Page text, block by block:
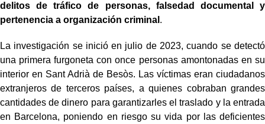
delitos de tráfico de personas, falsedad documental y
pertenencia a organización criminal .
La investigación se inició en julio de 2023, cuando se detectó
una primera furgoneta con once personas amontonadas en su
interior en Sant Adrià de Besòs. Las víctimas eran ciudadanos
extranjeros de terceros países, a quienes cobraban grandes
cantidades de dinero para garantizarles el traslado y la entrada
en Barcelona, poniendo en riesgo su vida por las deficientes